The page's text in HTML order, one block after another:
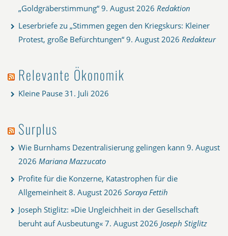
„Goldgräberstimmung“ 9. August 2026 Redaktion
Leserbriefe zu „Stimmen gegen den Kriegskurs: Kleiner
Protest, große Befürchtungen“ 9. August 2026 Redakteur
Relevante Ökonomik
Kleine Pause 31. Juli 2026
Surplus
Wie Burnhams Dezentralisierung gelingen kann 9. August
2026 Mariana Mazzucato
Profite für die Konzerne, Katastrophen für die
Allgemeinheit 8. August 2026 Soraya Fettih
Joseph Stiglitz: »Die Ungleichheit in der Gesellschaft
beruht auf Ausbeutung« 7. August 2026 Joseph Stiglitz